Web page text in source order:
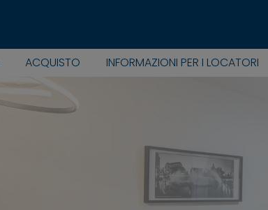
ACQUISTO INFORMAZIONI PER I LOCATORI